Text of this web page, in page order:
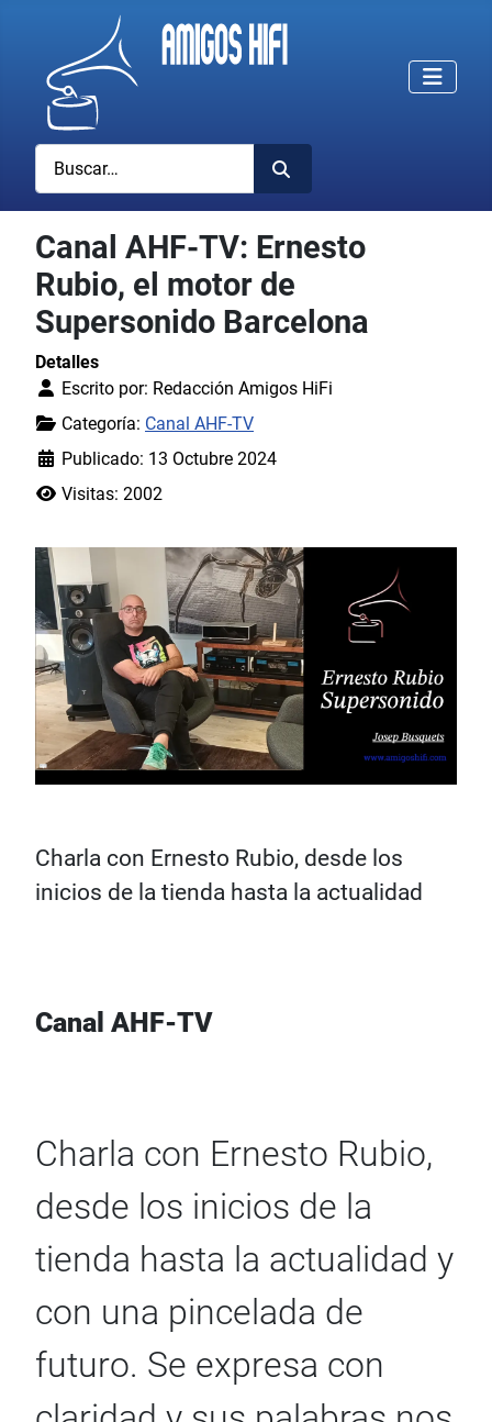
Buscar
Canal AHF-TV: Ernesto
Rubio, el motor de
Supersonido Barcelona
Detalles
Escrito por: Redacción Amigos HiFi
Categoría: Canal AHF-TV
Publicado: 13 Octubre 2024
Visitas: 2002
Charla con Ernesto Rubio, desde los
inicios de la tienda hasta la actualidad
Canal AHF-TV
Charla con Ernesto Rubio,
desde los inicios de la
tienda hasta la actualidad y
con una pincelada de
futuro. Se expresa con